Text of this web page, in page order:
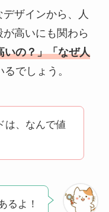
の理由と安く買
方法も解説！
クサンドルドゥ
はなぜ高い？な
・ド・ポー ボー
？安く買える方
ごっちみーつは
ザインから、人
高いにも関わら
いの？」「なぜ人
でしょう。
は、なんで値
るよ！